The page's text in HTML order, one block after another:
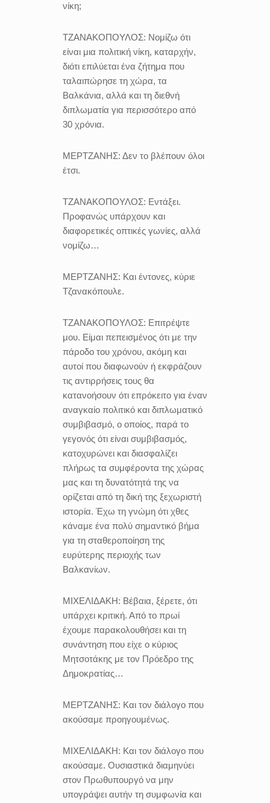
νίκη;
ΤΖΑΝΑΚΟΠΟΥΛΟΣ: Νομίζω ότι
είναι μια πολιτική νίκη, καταρχήν,
διότι επιλύεται ένα ζήτημα που
ταλαιπώρησε τη χώρα, τα
Βαλκάνια, αλλά και τη διεθνή
διπλωματία για περισσότερο από
30 χρόνια.
ΜΕΡΤΖΑΝΗΣ: Δεν το βλέπουν όλοι
έτσι.
ΤΖΑΝΑΚΟΠΟΥΛΟΣ: Εντάξει.
Προφανώς υπάρχουν και
διαφορετικές οπτικές γωνίες, αλλά
νομίζω…
ΜΕΡΤΖΑΝΗΣ: Και έντονες, κύριε
Τζανακόπουλε.
ΤΖΑΝΑΚΟΠΟΥΛΟΣ: Επιτρέψτε
μου. Είμαι πεπεισμένος ότι με την
πάροδο του χρόνου, ακόμη και
αυτοί που διαφωνούν ή εκφράζουν
τις αντιρρήσεις τους θα
κατανοήσουν ότι επρόκειτο για έναν
αναγκαίο πολιτικό και διπλωματικό
συμβιβασμό, ο οποίος, παρά το
γεγονός ότι είναι συμβιβασμός,
κατοχυρώνει και διασφαλίζει
πλήρως τα συμφέροντα της χώρας
μας και τη δυνατότητά της να
ορίζεται από τη δική της ξεχωριστή
ιστορία. Έχω τη γνώμη ότι χθες
κάναμε ένα πολύ σημαντικό βήμα
για τη σταθεροποίηση της
ευρύτερης περιοχής των
Βαλκανίων.
ΜΙΧΕΛΙΔΑΚΗ: Βέβαια, ξέρετε, ότι
υπάρχει κριτική. Από το πρωί
έχουμε παρακολουθήσει και τη
συνάντηση που είχε ο κύριος
Μητσοτάκης με τον Πρόεδρο της
Δημοκρατίας…
ΜΕΡΤΖΑΝΗΣ: Και τον διάλογο που
ακούσαμε προηγουμένως.
ΜΙΧΕΛΙΔΑΚΗ: Και τον διάλογο που
ακούσαμε. Ουσιαστικά διαμηνύει
στον Πρωθυπουργό να μην
υπογράψει αυτήν τη συμφωνία και